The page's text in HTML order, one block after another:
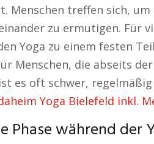
Menschen treffen sich, um
zu ermutigen. Für
Yoga zu einem festen
Menschen, die abseits
es oft schwer,
Yoga Bielefeld inkl.
Phase während der